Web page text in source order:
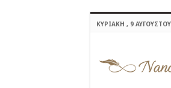
ΚΥΡΙΑΚΉ , 9